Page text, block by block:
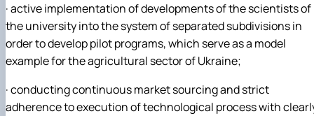
Антикорупційні заходи
·active implementation of developments of the scientists of
the university into the system of separated subdivisions in
order to develop pilot programs, which serve as a model
example for the agricultural sector of Ukraine;
·conducting continuous market sourcing and strict
adherence to execution of technological process with